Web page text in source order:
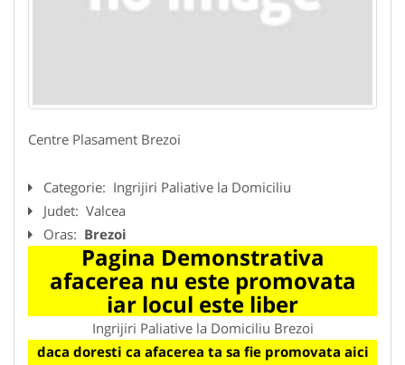
Centre Plasament Brezoi
Categorie: Ingrijiri Paliative la Domiciliu
Judet: Valcea
Oras: Brezoi
Pagina Demonstrativa
afacerea nu este promovata
iar locul este liber
Ingrijiri Paliative la Domiciliu Brezoi
daca doresti ca afacerea ta sa fie promovata aici